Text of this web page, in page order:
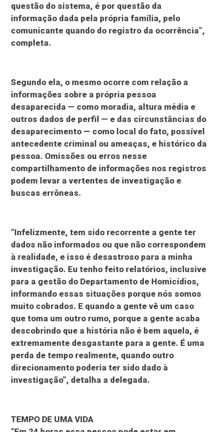
questão do sistema, é por questão da
informação dada pela própria família, pelo
comunicante quando do registro da ocorrência”,
completa.
Segundo ela, o mesmo ocorre com relação a
informações sobre a própria pessoa
desaparecida — como moradia, altura média e
outros dados de perfil — e das circunstâncias do
desaparecimento — como local do fato, possível
antecedente criminal ou ameaças, e histórico da
pessoa. Omissões ou erros nesse
compartilhamento de informações nos registros
podem levar a vertentes de investigação e
buscas errôneas.
“Infelizmente, tem sido recorrente a gente ter
dados não informados ou que não correspondem
à realidade, e isso é desastroso para a minha
investigação. Eu tenho feito relatórios, inclusive
para a gestão do Departamento de Homicídios,
informando essas situações porque nós somos
muito cobrados. E quando a gente vê um caso
que toma um outro rumo, porque a gente acaba
descobrindo que a história não é bem aquela, é
extremamente desgastante para a gente. É uma
perda de tempo realmente, quando outro
direcionamento poderia ter sido dado à
investigação”, detalha a delegada.
TEMPO DE UMA VIDA